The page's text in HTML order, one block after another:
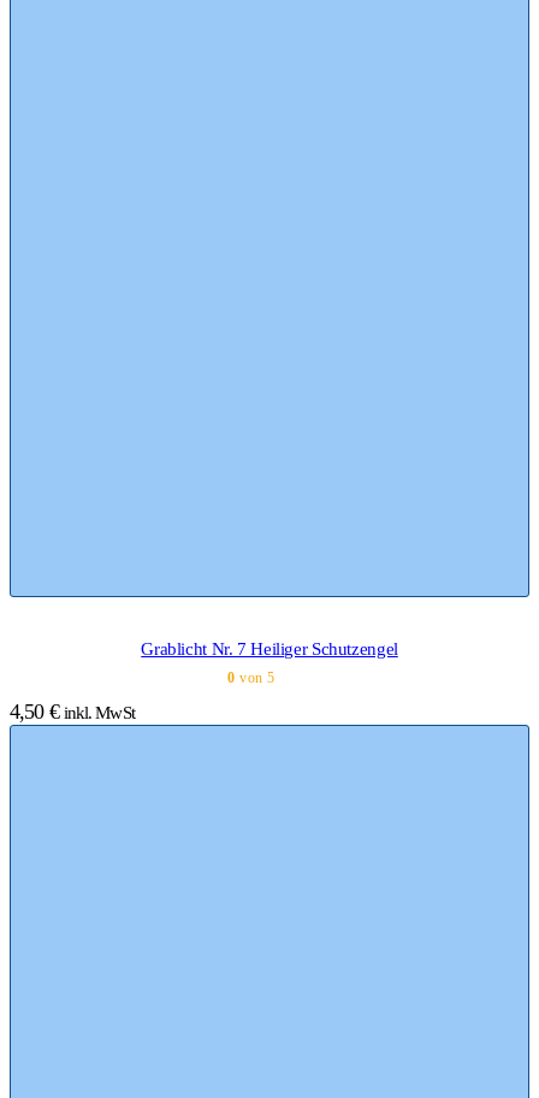
Grablicht Nr. 7 Heiliger Schutzengel
0 von 5
4,50 € inkl. MwSt